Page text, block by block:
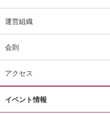
運営組織
会則
アクセス
イベント情報